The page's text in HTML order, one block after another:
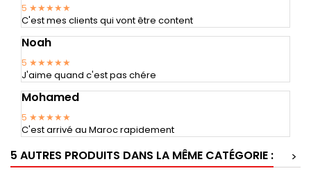
5 ★★★★★
C'est mes clients qui vont être content
Noah
5 ★★★★★
J'aime quand c'est pas chére
Mohamed
5 ★★★★★
C'est arrivé au Maroc rapidement
5 AUTRES PRODUITS DANS LA MÊME CATÉGORIE :
>